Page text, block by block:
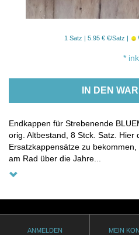
1 Satz | 5.95 € €/Satz
*
IN DEN
Endkappen für Strebenende
orig. Altbestand, 8 Stck. Satz. Hier
Ersatzkappensätze zu
am Rad über die Jahre...
ANMELDEN MEIN